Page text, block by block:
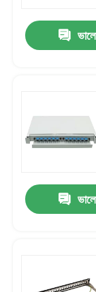
আমাদের সম্পর্কে
একটি উদ্ধৃতি
ফাইবার প্যাচ তারের